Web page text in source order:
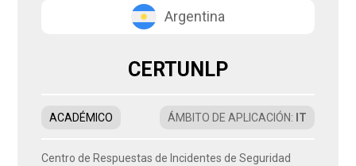
Argentina
CERTUNLP
ACADÉMICO ÁMBITO DE APLICACIÓN: IT
Centro de Respuestas de Incidentes de Seguridad